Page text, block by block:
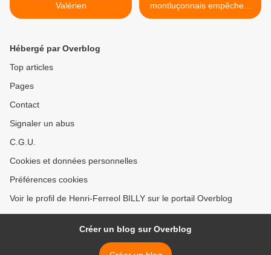
Valérien
montluçonnais empêchent
le départ d'un train du STO
Hébergé par Overblog
Top articles
Pages
Contact
Signaler un abus
C.G.U.
Cookies et données personnelles
Préférences cookies
Voir le profil de Henri-Ferreol BILLY sur le portail Overblog
Créer un blog sur Overblog